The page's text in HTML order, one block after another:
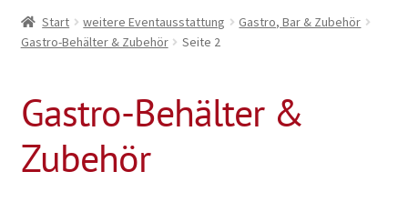
Event-Service
Impressionen
Start weitere Eventausstattung
Gastro, Bar & Zubehör
Gastro-Behälter & Zubehör
Seite 2
Gastro-Behälter &
Zubehör